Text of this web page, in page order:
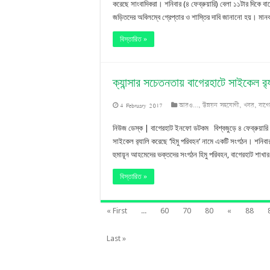
করেছে সাংবাদিকরা। শনিবার (৪ ফেব্রুয়ারি) বেলা ১১টার
জড়িতদের অবিলম্বে গ্রেপ্তার ও শাস্তির দাবি জানানো হয়।
বিস্তারিত »
ক্যান্সার সচেতনতায় বাগেরহাটে সাইকেল
4 February 2017 আরও...,উন্নয়ন সহযোগী, খবর,
নিউজ ডেস্ক | বাগেরহাট ইনফো ডটকম বিশ্বজুড়ে ৪ ফেব্রুয়ারি
সাইকেল র‌্যালি করেছে ‘হিমু পরিবহন’ নামে একটি সংগঠন।
হুমায়ূন আহমেদের ভক্তদের সংগঠন হিমু পরিবহন, বাগেরহাট
বিস্তারিত »
« First ... 60 70 80 « 88
Last »